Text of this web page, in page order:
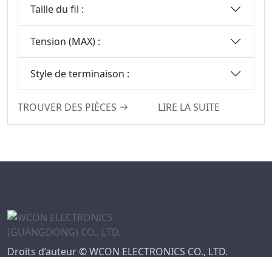
Taille du fil :
Tension (MAX) :
Style de terminaison :
TROUVER DES PIÈCES LIRE LA SUITE
Droits d’auteur © WCON ELECTRONICS CO., LTD.